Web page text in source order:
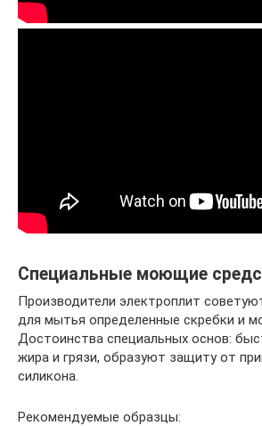
Специальные моющие
Производители электроплит
для мытья определенные скребки и
Достоинства специальных основ:
жира и грязи, образуют защиту от
силикона.
Рекомендуемые образцы: